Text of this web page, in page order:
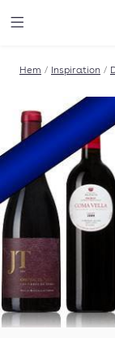
Hem / Inspiration /